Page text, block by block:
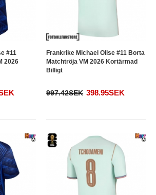
#11
2026
Frankrike Michael Olise #11 Borta
Matchtröja VM 2026 Kortärmad
Billigt
997.42SEK 398.95SEK